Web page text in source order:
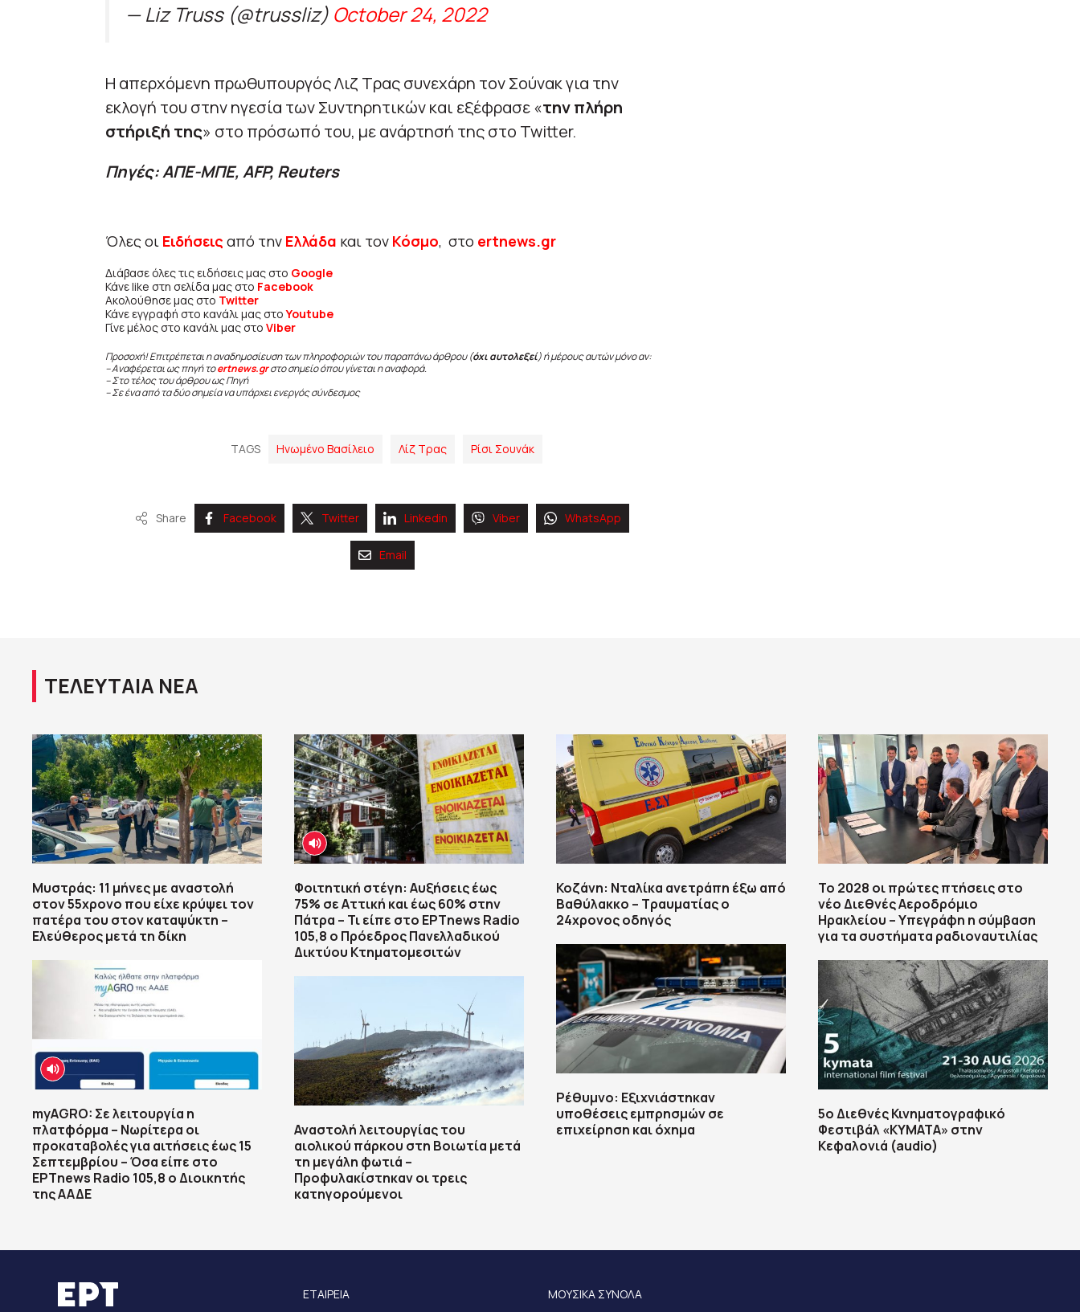
— Liz Truss (@trussliz) October 24, 2022
Η απερχόμενη πρωθυπουργός Λιζ Τρας συνεχάρη τον Σούνακ για την
εκλογή του στην ηγεσία των Συντηρητικών και εξέφρασε «την πλήρη
στήριξή της» στο πρόσωπό του, με ανάρτησή της στο Twitter.
Πηγές: ΑΠΕ-ΜΠΕ, AFP, Reuters
Όλες οι Ειδήσεις από την Ελλάδα και τον Κόσμο, στο ertnews.gr
Διάβασε όλες τις ειδήσεις μας στο Google
Κάνε like στη σελίδα μας στο Facebook
Ακολούθησε μας στο Twitter
Κάνε εγγραφή στο κανάλι μας στοYoutube
Γίνε μέλος στο κανάλι μας στο Viber
Προσοχή! Επιτρέπεται η αναδημοσίευση των πληροφοριών του παραπάνω άρθρου (όχι αυτολεξεί) ή μέρους αυτών μόνο αν:
– Αναφέρεται ως πηγή τοertnews.gr στο σημείο όπου γίνεται η αναφορά.
– Στο τέλος του άρθρου ως Πηγή
– Σε ένα από τα δύο σημεία να υπάρχει ενεργός σύνδεσμος
TAGS Ηνωμένο Βασίλειο Λίζ Τρας Ρίσι Σουνάκ
Share Facebook Twitter Linkedin Viber WhatsApp
Email
ΤΕΛΕΥΤΑΙΑ ΝΕΑ
Μυστράς: 11 μήνες με αναστολή
στον 55χρονο που είχε κρύψει τον
πατέρα του στον καταψύκτη –
Ελεύθερος μετά τη δίκη
myAGRO: Σε λειτουργία η
πλατφόρμα – Νωρίτερα οι
προκαταβολές για αιτήσεις έως 15
Σεπτεμβρίου – Όσα είπε στο
ΕΡΤnews Radio 105,8 ο Διοικητής
της ΑΑΔΕ
Φοιτητική στέγη: Αυξήσεις έως
75% σε Αττική και έως 60% στην
Πάτρα – Τι είπε στο ΕΡΤnews Radio
105,8 ο Πρόεδρος Πανελλαδικού
Δικτύου Κτηματομεσιτών
Αναστολή λειτουργίας του
αιολικού πάρκου στη Βοιωτία μετά
τη μεγάλη φωτιά –
Προφυλακίστηκαν οι τρεις
κατηγορούμενοι
Κοζάνη: Νταλίκα ανετράπη έξω από
Βαθύλακκο – Τραυματίας ο
24χρονος οδηγός
Ρέθυμνο: Εξιχνιάστηκαν
υποθέσεις εμπρησμών σε
επιχείρηση και όχημα
Το 2028 οι πρώτες πτήσεις στο
νέο Διεθνές Αεροδρόμιο
Ηρακλείου – Υπεγράφη η σύμβαση
για τα συστήματα ραδιοναυτιλίας
5ο Διεθνές Κινηματογραφικό
Φεστιβάλ «ΚΥΜΑΤΑ» στην
Κεφαλονιά (audio)
ΕΤΑΙΡΕΙΑ ΜΟΥΣΙΚΑ ΣΥΝΟΛΑ